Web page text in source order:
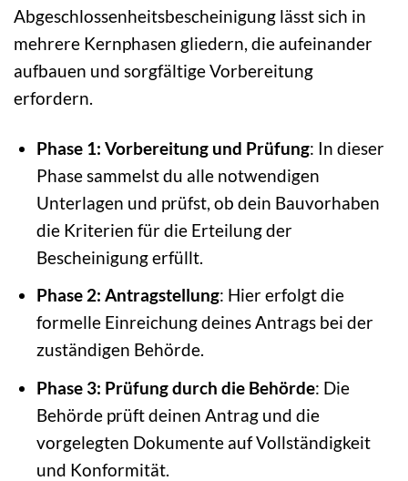
Abgeschlossenheitsbescheinigung lässt sich in
mehrere Kernphasen gliedern, die aufeinander
aufbauen und sorgfältige Vorbereitung
erfordern.
Phase 1: Vorbereitung und Prüfung: In dieser
Phase sammelst du alle notwendigen
Unterlagen und prüfst, ob dein Bauvorhaben
die Kriterien für die Erteilung der
Bescheinigung erfüllt.
Phase 2: Antragstellung: Hier erfolgt die
formelle Einreichung deines Antrags bei der
zuständigen Behörde.
Phase 3: Prüfung durch die Behörde: Die
Behörde prüft deinen Antrag und die
vorgelegten Dokumente auf Vollständigkeit
und Konformität.